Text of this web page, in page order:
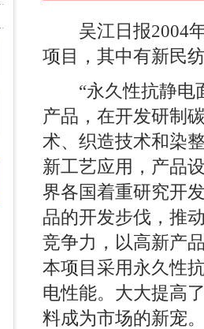
吴江日报2004年
项目，其中有新民
“永久性抗静电面
产品，在开发研制
术、织造技术和染
新工艺应用，产品
界各国着重研究开
品的开发步伐，推
竞争力，以高新产
本项目采用永久性
电性能。大大提高
料成为市场的新宠